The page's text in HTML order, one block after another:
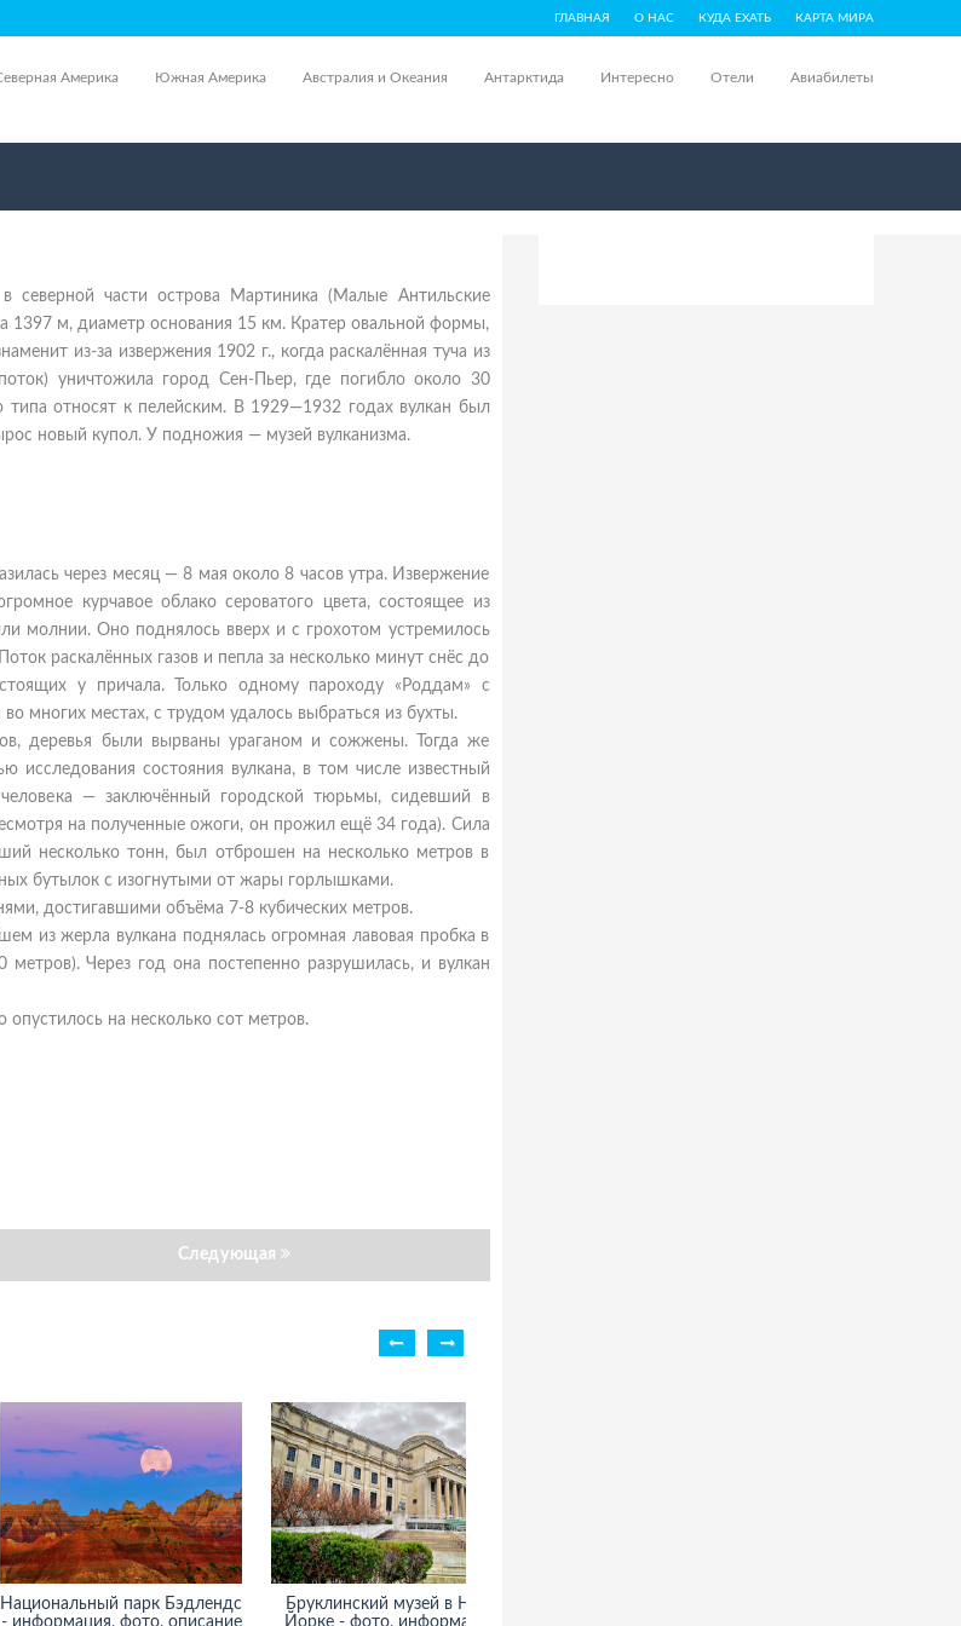
ГЛАВНАЯ О НАС КУДА ЕХАТЬ КАРТА МИРА
Америка Южная Америка Австралия и Океания Антарктида Интересно Отели Авиабилеты
северной части острова Мартиника (Малые Антильские
1397 м, диаметр основания 15 км. Кратер овальной формы,
из-за извержения 1902 г., когда раскалённая туча из
уничтожила город Сен-Пьер, где погибло около 30
типа относят к пелейским. В 1929—1932 годах вулкан был
новый купол. У подножия — музей вулканизма.
через месяц — 8 мая около 8 часов утра. Извержение
курчавое облако сероватого цвета, состоящее из
молнии. Оно поднялось вверх и с грохотом устремилось
раскалённых газов и пепла за несколько минут снёс до
у причала. Только одному пароходу «Роддам» с
многих местах, с трудом удалось выбраться из бухты.
деревья были вырваны ураганом и сожжены. Тогда же
исследования состояния вулкана, в том числе известный
— заключённый городской тюрьмы, сидевший в
на полученные ожоги, он прожил ещё 34 года). Сила
несколько тонн, был отброшен на несколько метров в
бутылок с изогнутыми от жары горлышками.
достигавшими объёма 7-8 кубических метров.
из жерла вулкана поднялась огромная лавовая пробка в
Через год она постепенно разрушилась, и вулкан
на несколько сот метров.
Следующая
Национальный парк Бэдлендс
- информация, фото, описание
Бруклинский музей в Нью-
Йорке - фото, информация,